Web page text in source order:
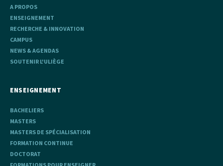
A PROPOS
ENSEIGNEMENT
RECHERCHE & INNOVATION
CAMPUS
NEWS & AGENDAS
SOUTENIR L'ULIÈGE
ENSEIGNEMENT
BACHELIERS
MASTERS
MASTERS DE SPÉCIALISATION
FORMATION CONTINUE
DOCTORAT